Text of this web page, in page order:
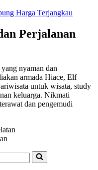
Harga Terjangkau
Perjalanan
yang nyaman dan
armada Hiace, Elf
untuk wisata, study
keluarga. Nikmati
dan pengemudi